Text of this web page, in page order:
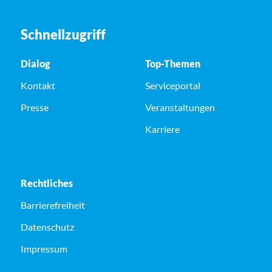
Schnellzugriff
Dialog
Kontakt
Presse
Top-Themen
Serviceportal
Veranstaltungen
Karriere
Rechtliches
Barrierefreiheit
Datenschutz
Impressum